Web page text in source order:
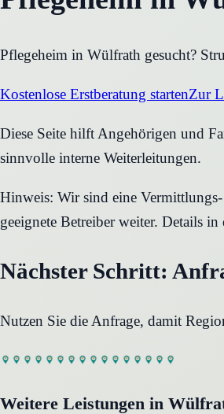
Pflegeheim in Wülfrath gesucht?
Kostenlose Erstberatung startenZur
Diese Seite hilft Angehörigen und
sinnvolle interne Weiterleitungen.
Hinweis: Wir sind eine
geeignete Betreiber weiter. Details in
Nächster Schritt:
Nutzen Sie die Anfrage, damit
Weitere Leistungen in